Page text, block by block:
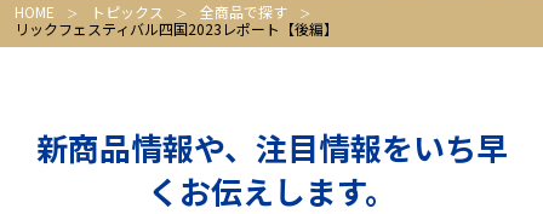
HOME トピックス
全商品で探す
リックフェスティバル四国2023レポート【後編】
新商品情報や、注目情報をいち早
くお伝えします。